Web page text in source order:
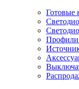
Готовые
Профили